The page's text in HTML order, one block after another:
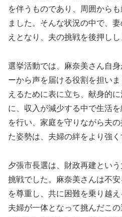
を伴うものであり、周囲から
ました。そんな状況の中で、
えとなり、夫の挑戦を後押しし
選挙活動では、麻奈美さん自
ーから声を届ける役割を担い
えるために表に立ち、献身的
に、収入が減少する中で生活
を行い、家庭を守りながら夫
た姿勢は、夫婦の絆をより強く
夕張市長選は、財政再建とい
挑戦でした。麻奈美さんは不
を尊重し、共に困難を乗り越
夫婦が一体となって挑んだこ